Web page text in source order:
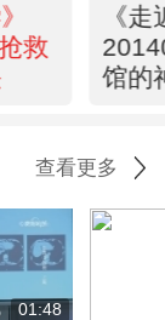
救
《
馆的
查看更多
01:48